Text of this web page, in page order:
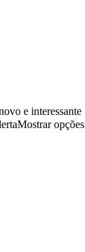
e interessante
Mostrar opções